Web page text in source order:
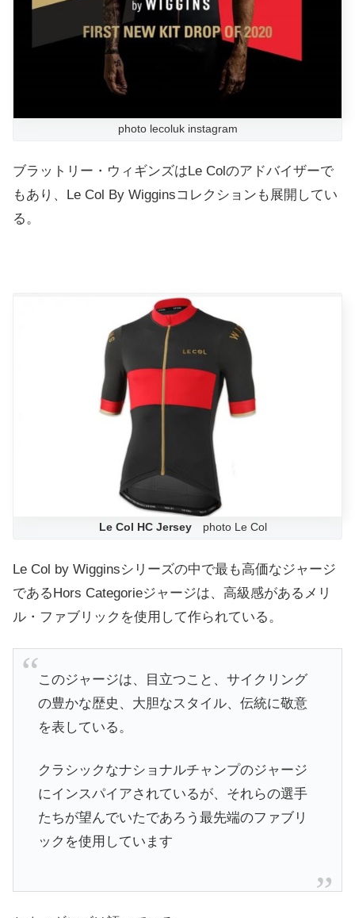
photo lecoluk instagram
ブラットリー・ウィギンズはLe Colのアドバイザーで
もあり、Le Col By Wigginsコレクションも展開してい
る。
Le Col HC Jersey photo Le Col
Le Col by Wigginsシリーズの中で最も高価なジャージ
であるHors Categorieジャージは、高級感があるメリ
ル・ファブリックを使用して作られている。
このジャージは、目立つこと、サイクリング
の豊かな歴史、大胆なスタイル、伝統に敬意
を表している。
クラシックなナショナルチャンプのジャージ
にインスパイアされているが、それらの選手
たちが望んでいたであろう最先端のファブリ
ックを使用しています